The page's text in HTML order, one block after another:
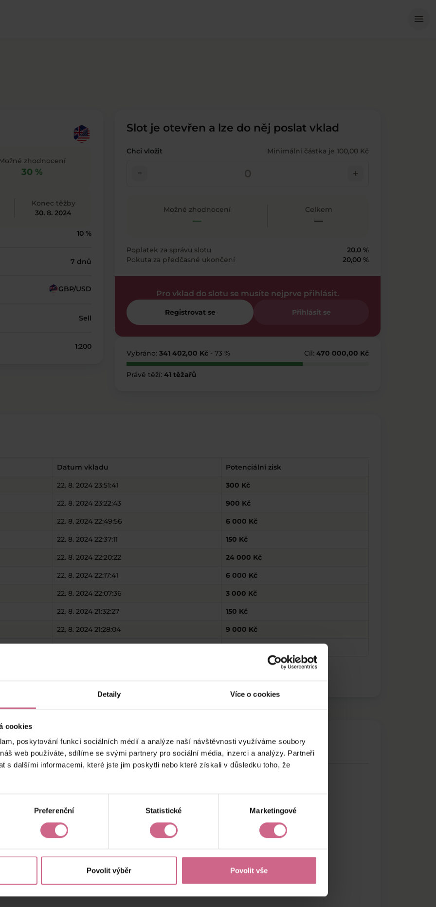
Detaily Více o cookies
cookies
poskytování funkcí sociálních médií a analýze naší návštěvnosti využíváme soubory
web používáte, sdílíme se svými partnery pro sociální média, inzerci a analýzy. Partneři
s dalšími informacemi, které jste jim poskytli nebo které získali v důsledku toho, že
Preferenční Statistické Marketingové
Povolit výběr Povolit vše
menu
Možné zhodnocení
30 %
Konec těžby
30. 8. 2024
10 %
7 dnů
GBP/USD
Sell
1:200
Slot je otevřen a lze do něj poslat vklad
Chci vložit Minimální částka je 100,00 Kč
check_indeterminate_small add
Možné zhodnocení
—
Celkem
—
Poplatek za správu slotu
20,0 %
Pokuta za předčasné ukončení
20,00 %
Pro vklad do slotu se musíte nejprve přihlásit.
Registrovat se Přihlásit se
Vybráno: 341 402,00 Kč - 73 % Cíl: 470 000,00 Kč
Právě těží: 41 těžařů
Datum vkladu Potenciální zisk
22. 8. 2024 23:51:41 300 Kč
22. 8. 2024 23:22:43 900 Kč
22. 8. 2024 22:49:56 6 000 Kč
22. 8. 2024 22:37:11 150 Kč
22. 8. 2024 22:20:22 24 000 Kč
22. 8. 2024 22:17:41 6 000 Kč
22. 8. 2024 22:07:36 3 000 Kč
22. 8. 2024 21:32:27 150 Kč
22. 8. 2024 21:28:04 9 000 Kč